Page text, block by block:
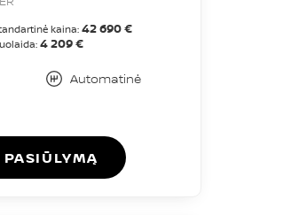
kaina: 42 690 €
4 209 €
Automatinė